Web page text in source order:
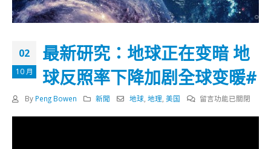
02
10 月
最新研究：地球正在变暗 地
球反照率下降加剧全球变暖#
By Peng Bowen 新聞 地球 ,地理 ,美国
在
留言功能已關閉